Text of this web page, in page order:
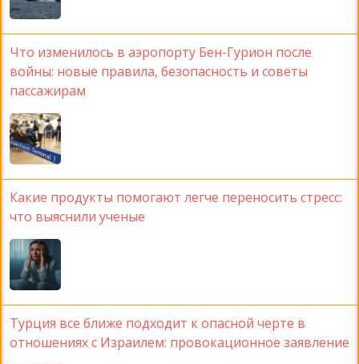
Что изменилось в аэропорту Бен-Гурион после
войны: новые правила, безопасность и советы
пассажирам
Какие продукты помогают легче переносить стресс:
что выяснили ученые
Турция все ближе подходит к опасной черте в
отношениях с Израилем: провокационное заявление